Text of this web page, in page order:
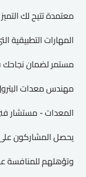
معتمدة تتيح لك
المهارات التطبيقية
مستمر لضمان نجاحك
مهندس معدات
المعدات - مستشار
يحصل المشاركون
وتؤهلهم للمنافسة